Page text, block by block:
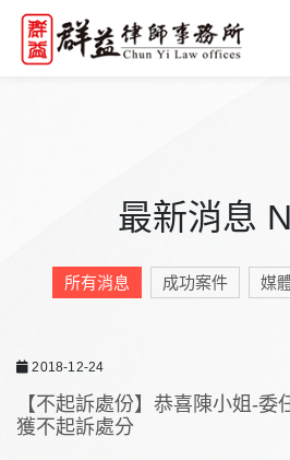
最新消息
所有消息 成功案件 媒
2018-12-24
【不起訴處份】恭喜陳小姐-委
獲不起訴處分